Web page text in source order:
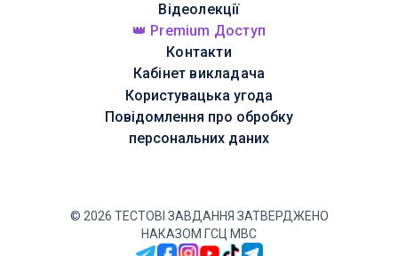
Відеолекції
👑 Premium Доступ
Контакти
Кабінет викладача
Користувацька угода
Повідомлення про обробку
персональних даних
© 2026 ТЕСТОВІ ЗАВДАННЯ ЗАТВЕРДЖЕНО
НАКАЗОМ ГСЦ МВС